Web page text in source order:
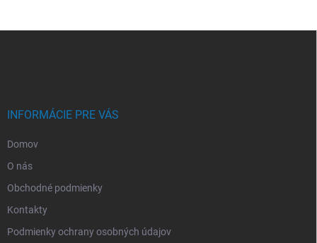
INFORMÁCIE PRE VÁS
Domov
O nás
Obchodné podmienky
Kontakty
Podmienky ochrany osobných údajov